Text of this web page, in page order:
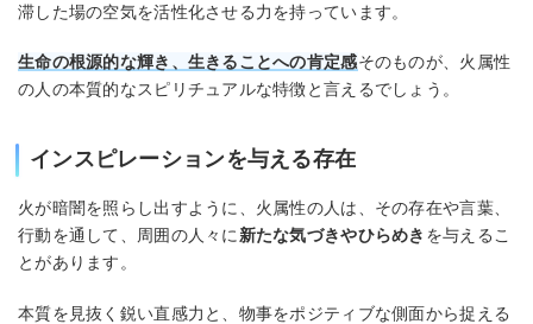
滞した場の空気を活性化させる力を持っています。
生命の根源的な輝き 、生きることへの肯定感そのものが、火属性
の人の本質的なスピリチュアルな特徴と言えるでしょう。
インスピレーションを与える存在
火が暗闇を照らし出すように、火属性の人は、その存在や言葉、
行動を通して、周囲の人々に新たな気づきやひらめき を与えるこ
とがあります。
本質を見抜く鋭い直感力と、物事をポジティブな側面から捉える